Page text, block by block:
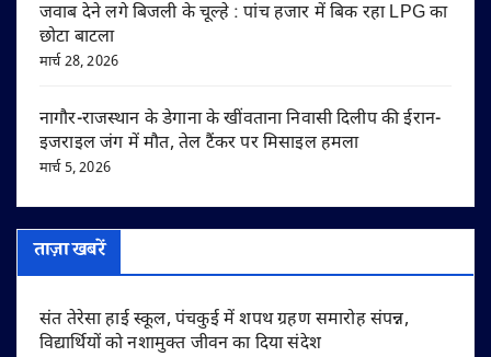
जवाब देने लगे बिजली के चूल्हे : पांच हजार में बिक रहा LPG का
छोटा बाटला
मार्च 28, 2026
नागौर-राजस्थान के डेगाना के खींवताना निवासी दिलीप की ईरान-
इजराइल जंग में मौत, तेल टैंकर पर मिसाइल हमला
मार्च 5, 2026
ताज़ा खबरें
संत तेरेसा हाई स्कूल, पंचकुई में शपथ ग्रहण समारोह संपन्न,
विद्यार्थियों को नशामुक्त जीवन का दिया संदेश